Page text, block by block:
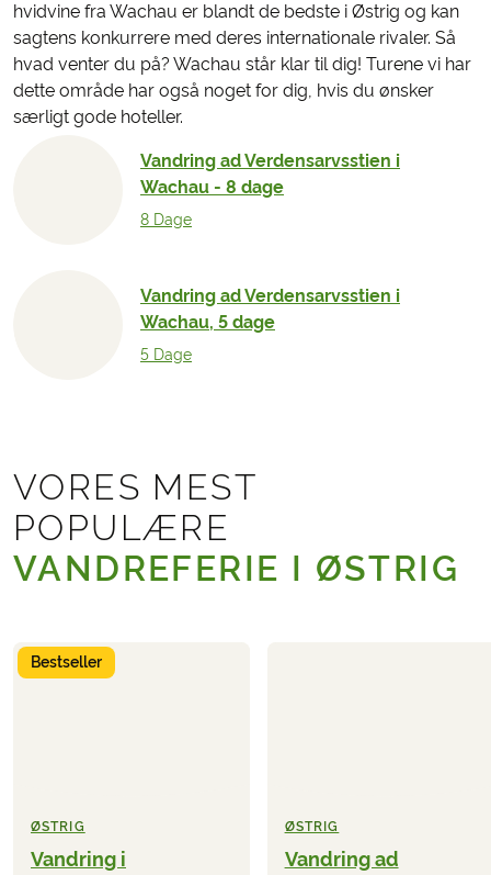
hvidvine fra Wachau er blandt de bedste i Østrig og kan
sagtens konkurrere med deres internationale rivaler. Så
hvad venter du på? Wachau står klar til dig! Turene vi har
dette område har også noget for dig, hvis du ønsker
særligt gode hoteller.
Vandring ad Verdensarvsstien i
Wachau - 8 dage
8 Dage
Vandring ad Verdensarvsstien i
Wachau, 5 dage
5 Dage
VORES MEST
POPULÆRE
VANDREFERIE I ØSTRIG
Bestseller
ØSTRIG
Vandring i
ØSTRIG
Vandring ad